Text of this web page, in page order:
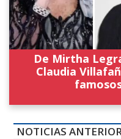
De Mirtha
Claudia
NOTICIAS